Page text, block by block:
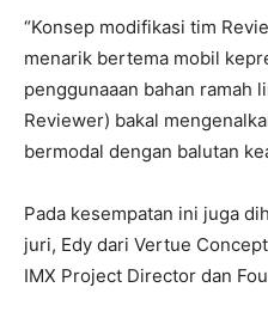
“Konsep modifikasi tim
menarik bertema mobil
penggunaaan bahan ramah
Reviewer) bakal
bermodal dengan balutan
Pada kesempatan ini juga
juri, Edy dari Vertue
IMX Project Director dan